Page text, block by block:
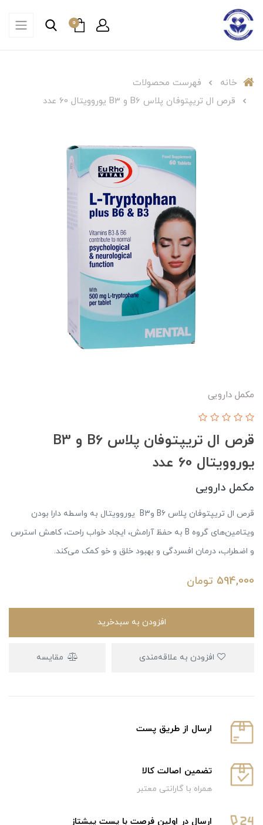
0
خانه
فهرست محصولات
قرص ال تریپتوفان پلاس B6 و B3 یوروویتال 60 عدد
مکمل دارویی
قرص ال تریپتوفان پلاس B6 و B3
یوروویتال 60 عدد
مکمل دارویی
قرص ال تریپتوفان پلاس B۶ وB۳ یوروویتال به واسطه دارا بودن
ویتامین‌های گروه B به حفظ آرامش، ایجاد خواب راحت، کاهش استرس
و اضطراب، درمان افسردگی و بهبود خلق و خو کمک می‌‌کند.
594,000 تومان
افزودن به سبدخرید
مقایسه
ارسال از طریق پست
تضمین اصالت کالا
همراه با گارانتی معتبر
ارسال در اولین فرصت با پست پیشتاز